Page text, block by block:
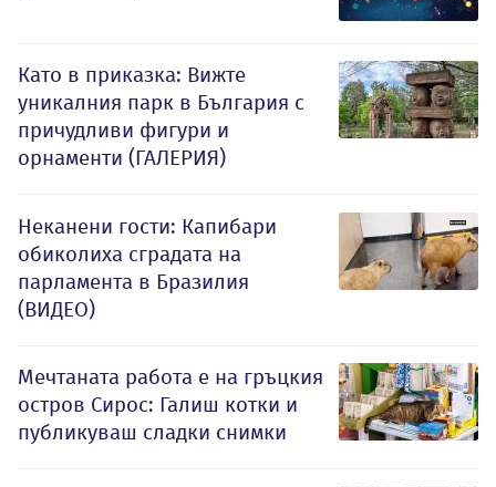
Като в приказка: Вижте
уникалния парк в България с
причудливи фигури и
орнаменти (ГАЛЕРИЯ)
Неканени гости: Капибари
обиколиха сградата на
парламента в Бразилия
(ВИДЕО)
Мечтаната работа е на гръцкия
остров Сирос: Галиш котки и
публикуваш сладки снимки